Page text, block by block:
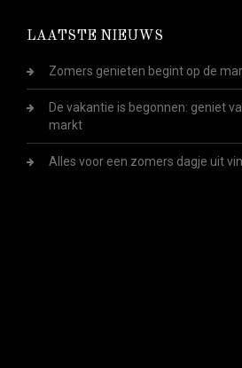
LAATSTE NIEUWS
Zomers genieten begint op de
De vakantie is begonnen: geniet
markt
Alles voor een zomers dagje uit